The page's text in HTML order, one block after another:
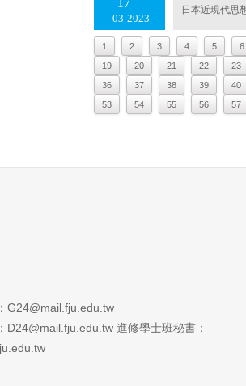
03 2023
17 日本近現代思
1 2 3 4 5
6
19
20 21 22
23
36
37 38 39
40
53
54 55 56 57
G24@mail.fju.edu.tw
D24@mail.fju.edu.tw 進修學士班秘書：